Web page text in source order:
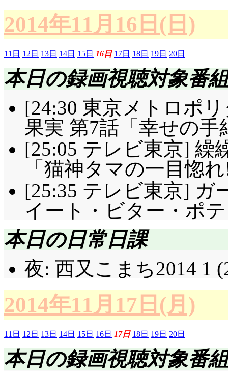
2014年11月16日(日)
11日 12日 13日 14日 15日 16日 17日 18日 19日 20日
本日の録画視聴対象番組
[24:30 東京メトロポ
果実 第7話「幸せの
[25:05 テレビ東京] 繰
「猫神タマの一目惚
[25:35 テレビ東京] ガ
イート・ビター・ポ
本日の日常日課
夜: 西又こまち2014 1
2014年11月17日(月)
11日 12日 13日 14日 15日 16日 17日 18日 19日 20日
本日の録画視聴対象番組